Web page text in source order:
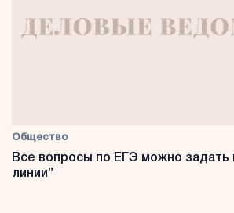
Общество
Все вопросы по ЕГЭ можно задать
линии”